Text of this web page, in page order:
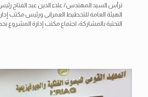
ترأس السيد المهندس/ علاء الدين عبد الفتاح
الهيئة العامة للتخطيط العمرانى ورئيس مكتب
التحتية بالمشاركة، اجتماع مكتب إدارة المشروع